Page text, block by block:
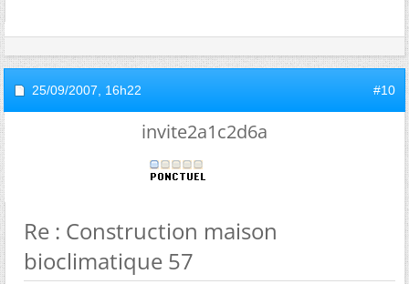
25/09/2007, 16h22 #10
invite2a1c2d6a
Re : Construction maison
bioclimatique 57